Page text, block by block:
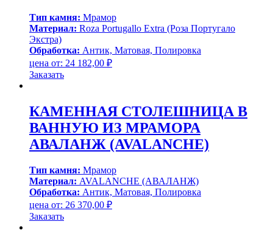
Тип камня: Мрамор
Материал: Roza Portugallo Extra (Роза Португало
Экстра)
Обработка: Антик, Матовая, Полировка
цена от: 24 182,00 ₽
Заказать
КАМЕННАЯ СТОЛЕШНИЦА В
ВАННУЮ ИЗ МРАМОРА
АВАЛАНЖ (AVALANCHE)
Тип камня: Мрамор
Материал: AVALANCHE (АВАЛАНЖ)
Обработка: Антик, Матовая, Полировка
цена от: 26 370,00 ₽
Заказать